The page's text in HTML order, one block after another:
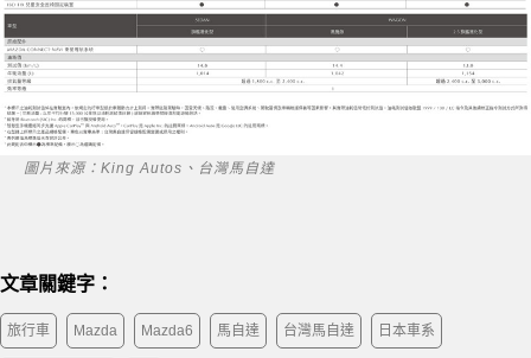
圖片來源：King Autos、台灣馬自達
文章關鍵字：
旅行車 Mazda Mazda6 馬自達 台灣馬自達 日本車系